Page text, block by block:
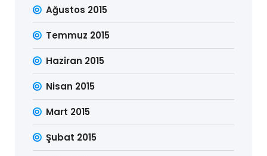
Ağustos 2015
Temmuz 2015
Haziran 2015
Nisan 2015
Mart 2015
Şubat 2015